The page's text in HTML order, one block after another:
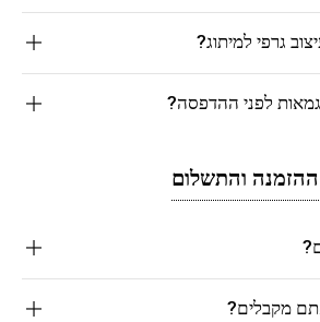
גרפי למיתוג?
לפני ההדפסה?
והתשלום
מקבלים?